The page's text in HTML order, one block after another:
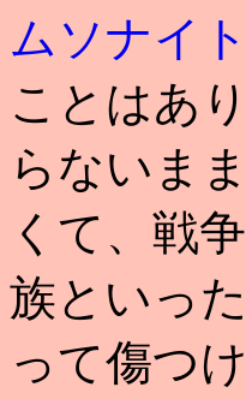
ムソナイ
ことはあ
らないま
くて、戦
族といっ
って傷つ